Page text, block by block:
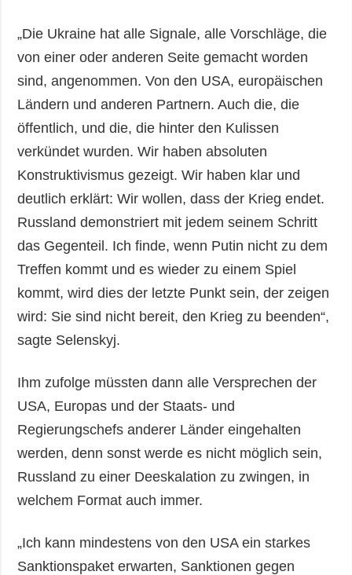
„Die Ukraine hat alle Signale, alle Vorschläge, die
von einer oder anderen Seite gemacht worden
sind, angenommen. Von den USA, europäischen
Ländern und anderen Partnern. Auch die, die
öffentlich, und die, die hinter den Kulissen
verkündet wurden. Wir haben absoluten
Konstruktivismus gezeigt. Wir haben klar und
deutlich erklärt: Wir wollen, dass der Krieg endet.
Russland demonstriert mit jedem seinem Schritt
das Gegenteil. Ich finde, wenn Putin nicht zu dem
Treffen kommt und es wieder zu einem Spiel
kommt, wird dies der letzte Punkt sein, der zeigen
wird: Sie sind nicht bereit, den Krieg zu beenden“,
sagte Selenskyj.
Ihm zufolge müssten dann alle Versprechen der
USA, Europas und der Staats- und
Regierungschefs anderer Länder eingehalten
werden, denn sonst werde es nicht möglich sein,
Russland zu einer Deeskalation zu zwingen, in
welchem Format auch immer.
„Ich kann mindestens von den USA ein starkes
Sanktionspaket erwarten, Sanktionen gegen